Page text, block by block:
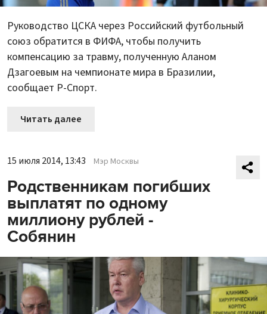
Руководство ЦСКА через Российский футбольный
союз обратится в ФИФА, чтобы получить
компенсацию за травму, полученную Аланом
Дзагоевым на чемпионате мира в Бразилии,
сообщает Р-Спорт.
Читать далее
15 июля 2014, 13:43 Мэр Москвы
Родственникам погибших
выплатят по одному
миллиону рублей -
Собянин